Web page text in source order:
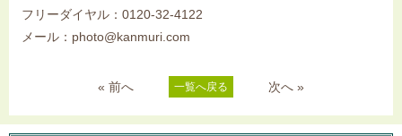
フリーダイヤル：0120-32-4122
メール：photo@kanmuri.com
« 前へ 一覧へ戻る 次へ »